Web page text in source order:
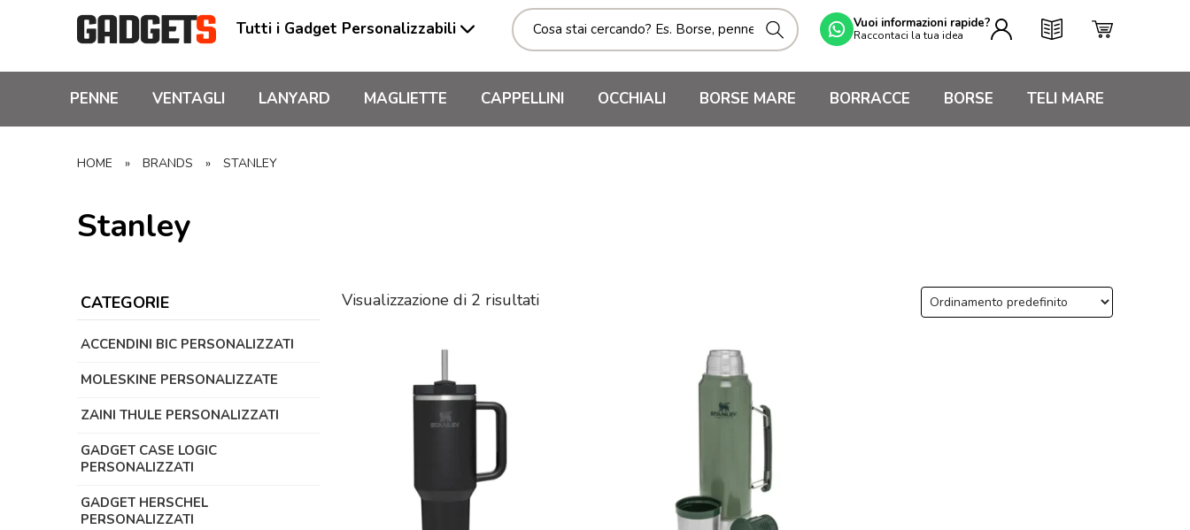
Tutti i Gadget Personalizzabili Vuoi informazioni rapide?
Raccontaci la tua idea
PENNE VENTAGLI LANYARD MAGLIETTE CAPPELLINI OCCHIALI BORSE MARE BORRACCE BORSE TELI MARE
HOME » BRANDS » STANLEY
Stanley
CATEGORIE
ACCENDINI BIC PERSONALIZZATI
MOLESKINE PERSONALIZZATE
ZAINI THULE PERSONALIZZATI
GADGET CASE LOGIC
PERSONALIZZATI
GADGET HERSCHEL
PERSONALIZZATI
Visualizzazione di 2 risultati